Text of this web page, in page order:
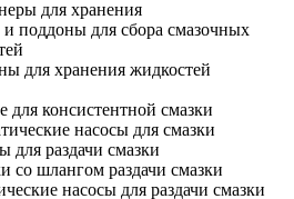
для хранения
поддоны для сбора смазочных
для хранения жидкостей
для консистентной смазки
насосы для смазки
раздачи смазки
со шлангом раздачи смазки
насосы для раздачи смазки